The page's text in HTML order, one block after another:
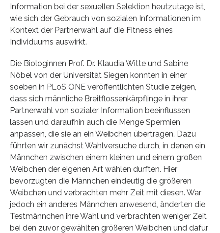
Information bei der sexuellen Selektion heutzutage ist,
wie sich der Gebrauch von sozialen Informationen im
Kontext der Partnerwahl auf die Fitness eines
Individuums auswirkt.
Die Biologinnen Prof. Dr. Klaudia Witte und Sabine
Nöbel von der Universität Siegen konnten in einer
soeben in PLoS ONE veröffentlichten Studie zeigen,
dass sich männliche Breitflossenkärpflinge in ihrer
Partnerwahl von sozialer Information beeinflussen
lassen und daraufhin auch die Menge Spermien
anpassen, die sie an ein Weibchen übertragen. Dazu
führten wir zunächst Wahlversuche durch, in denen ein
Männchen zwischen einem kleinen und einem großen
Weibchen der eigenen Art wählen durften. Hier
bevorzugten die Männchen eindeutig die größeren
Weibchen und verbrachten mehr Zeit mit diesen. War
jedoch ein anderes Männchen anwesend, änderten die
Testmännchen ihre Wahl und verbrachten weniger Zeit
bei den zuvor gewählten größeren Weibchen und dafür